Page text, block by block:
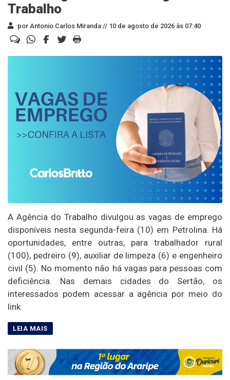
Trabalho
por Antonio Carlos Miranda // 10 de agosto de 2026 às 07:40
A Agência do Trabalho divulgou as vagas de emprego
disponíveis nesta segunda-feira (10) em Petrolina. Há
oportunidades, entre outras, para trabalhador rural
(100), pedreiro (9), auxiliar de limpeza (6) e engenheiro
civil (5). No momento não há vagas para pessoas com
deficiência. Nas demais cidades do Sertão, os
interessados podem acessar a agência por meio do
link.